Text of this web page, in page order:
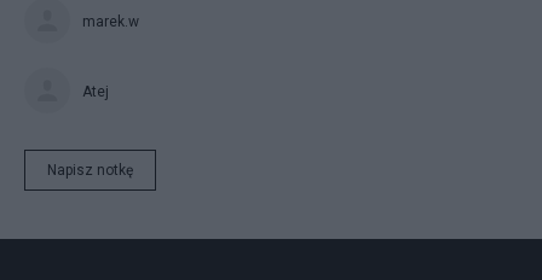
marek.w
Atej
Napisz notkę